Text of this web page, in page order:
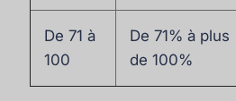
De 71 à
100
De 71% à plus
de 100%